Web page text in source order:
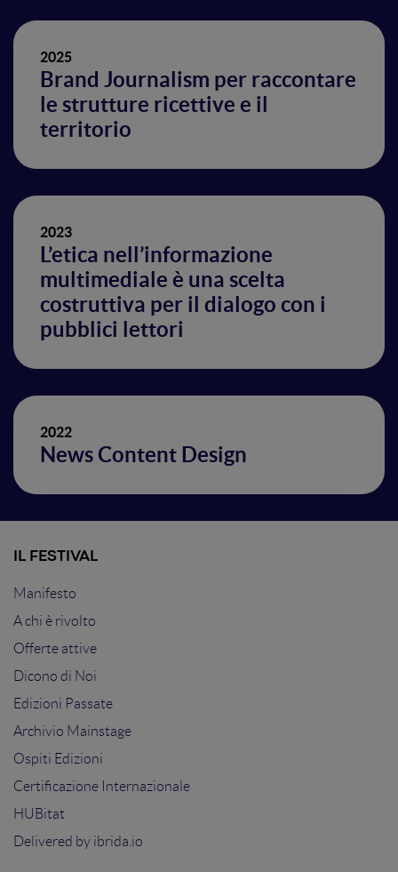
2025
Brand Journalism per raccontare
le strutture ricettive e il
territorio
2023
L’etica nell’informazione
multimediale è una scelta
costruttiva per il dialogo con i
pubblici lettori
2022
News Content Design
IL FESTIVAL
Manifesto
A chi è rivolto
Offerte attive
Dicono di Noi
Edizioni Passate
Archivio Mainstage
Ospiti Edizioni
Certificazione Internazionale
HUBitat
Delivered by ibrida.io